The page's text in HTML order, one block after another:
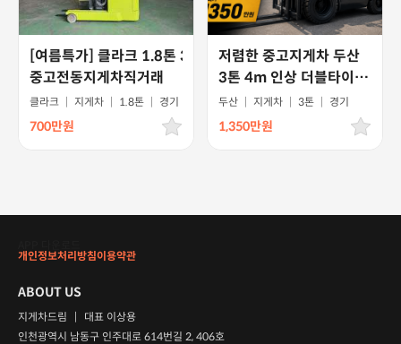
[여름특가] 클라크 1.8톤 3단마스트 6m 입식전기
중고전동지게차직거래
클라크 지게차 1.8톤 경기
700만원
저렴한 중고지게차 두산
3톤 4m 인상 더블타이어
쉬프트 2005년식
두산 지게차 3톤 경기
1,350만원
개인정보처리방침이용약관
ABOUT US
지게차드림
대표 이상용
인천광역시 남동구 인주대로 614번길 2, 406호